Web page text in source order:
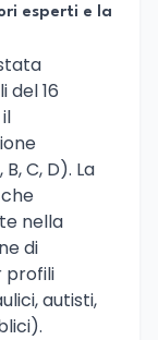
esperti e la
del 16
C, D). La
nella
di
profili
autisti,